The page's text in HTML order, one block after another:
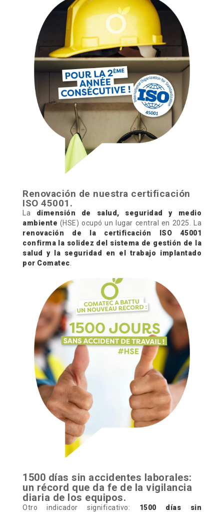
Renovación de nuestra certificación
ISO 45001.
La dimensión de salud, seguridad y medio
ambiente (HSE) ocupó un lugar central en 2025. La
renovación de la certificación ISO 45001
confirma la solidez del sistema de gestión de la
salud y la seguridad en el trabajo implantado
por Comatec
1500 días sin accidentes laborales:
un récord que da fe de la vigilancia
diaria de los equipos.
Otro indicador significativo: 1500 días sin